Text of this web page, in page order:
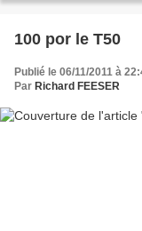
100 por le T50
Publié le 06/11/2011 à
Par Richard FEESER